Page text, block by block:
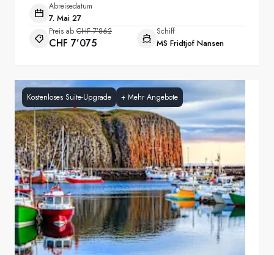
Abreisedatum
7. Mai 27
Preis ab CHF 7’862
CHF 7’075
Schiff
MS Fridtjof Nansen
Kostenloses Suite-Upgrade + Mehr Angebote